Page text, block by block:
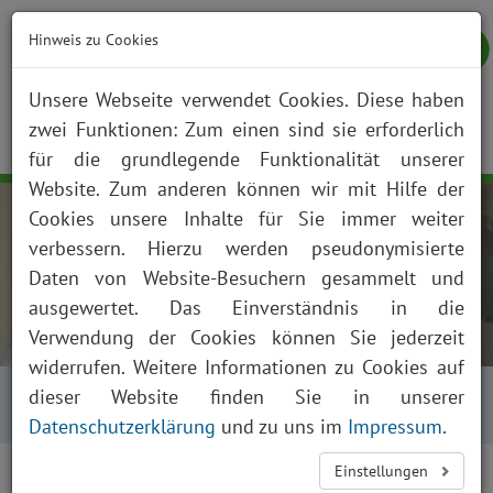
NOTFALL KONTAKT ANFAHRT JOBS SUCHE
Startseite Über uns
Aktuelles
Presse und News
Aktuelles Detailansicht
Hinweis zu Cookies
Unsere Webseite verwendet Cookies. Diese haben
zwei Funktionen: Zum einen sind sie erforderlich
für die grundlegende Funktionalität unserer
Website. Zum anderen können wir mit Hilfe der
Cookies unsere Inhalte für Sie immer weiter
verbessern. Hierzu werden pseudonymisierte
Daten von Website-Besuchern gesammelt und
ausgewertet. Das Einverständnis in die
Verwendung der Cookies können Sie jederzeit
widerrufen. Weitere Informationen zu Cookies auf
dieser Website finden Sie in unserer
Datenschutzerklärung und zu uns im Impressum.
Einstellungen